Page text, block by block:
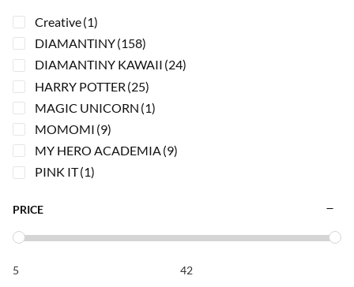
Creative(1)
DIAMANTINY(158)
DIAMANTINY KAWAII (24)
HARRY POTTER (25)
MAGIC UNICORN (1)
MOMOMI (9)
MY HERO ACADEMIA(9)
PINK IT(1)
PRICE